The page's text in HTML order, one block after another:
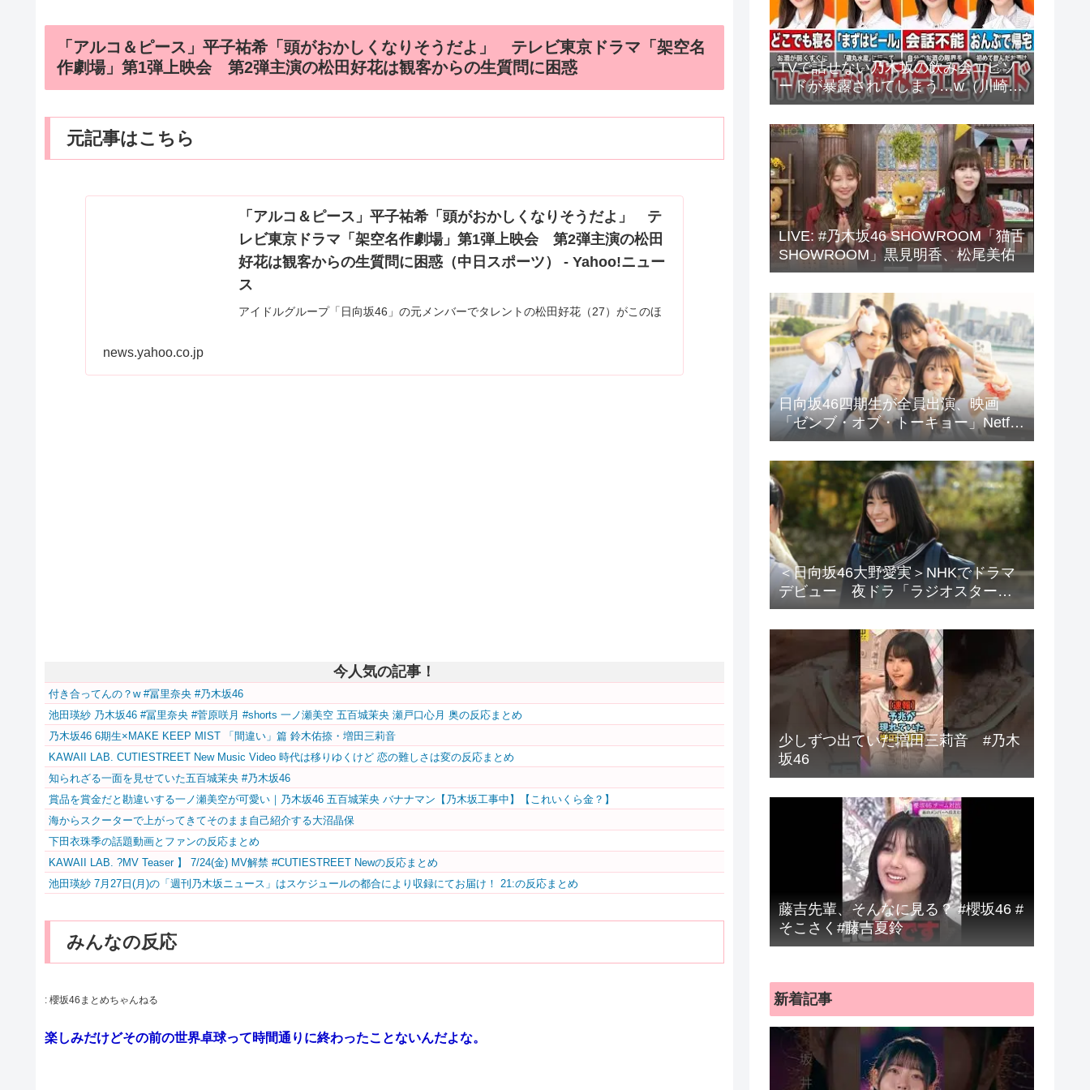
「アルコ＆ピース」平子祐希「頭がおかしくなりそうだよ」 テレビ東京ドラマ「架空名
作劇場」第1弾上映会 第2弾主演の松田好花は観客からの生質問に困惑
元記事はこちら
「アルコ＆ピース」平子祐希「頭がおかしくなりそうだよ」 テ
レビ東京ドラマ「架空名作劇場」第1弾上映会 第2弾主演の松田
好花は観客からの生質問に困惑（中日スポーツ） - Yahoo!ニュー
ス
アイドルグループ「日向坂46」の元メンバーでタレントの松田好花（27）がこのほ
news.yahoo.co.jp
今人気の記事！
付き合ってんの？w #冨里奈央 #乃木坂46
池田瑛紗 乃木坂46 #冨里奈央 #菅原咲月 #shorts 一ノ瀬美空 五百城茉央 瀬戸口心月 奥の反応まとめ
乃木坂46 6期生×MAKE KEEP MIST 「間違い」篇 鈴木佑捺・増田三莉音
KAWAII LAB. CUTIESTREET New Music Video 時代は移りゆくけど 恋の難しさは変の反応まとめ
知られざる一面を見せていた五百城茉央 #乃木坂46
賞品を賞金だと勘違いする一ノ瀬美空が可愛い｜乃木坂46 五百城茉央 バナナマン【乃木坂工事中】【これいくら金？】
海からスクーターで上がってきてそのまま自己紹介する大沼晶保
下田衣珠季の話題動画とファンの反応まとめ
KAWAII LAB. ?MV Teaser️‍ 】 7/24(金) MV解禁 #CUTIESTREET Newの反応まとめ
池田瑛紗 7月27日(月)の「週刊乃木坂ニュース」はスケジュールの都合により収録にてお届け！ 21:の反応まとめ
みんなの反応
: 櫻坂46まとめちゃんねる
楽しみだけどその前の世界卓球って時間通りに終わったことないんだよな。
TVで話せない乃木坂の飲み会エピソ
ードが暴露されてしまう…w（川崎
桜、中西アルノ、梅澤美波、山下美
月、他）
LIVE: #乃木坂46 SHOWROOM「猫舌
SHOWROOM」黒見明香、松尾美佑
日向坂46四期生が全員出演、映画
「ゼンブ・オブ・トーキョー」Netflix
で配信
＜日向坂46大野愛実＞NHKでドラマ
デビュー 夜ドラ「ラジオスター」
登場に「かわいさハンパない」「演
技上手じゃん！」の声
少しずつ出ていた増田三莉音 #乃木
坂46
藤吉先輩、そんなに見る？ #櫻坂46 #
そこさく#藤吉夏鈴
新着記事